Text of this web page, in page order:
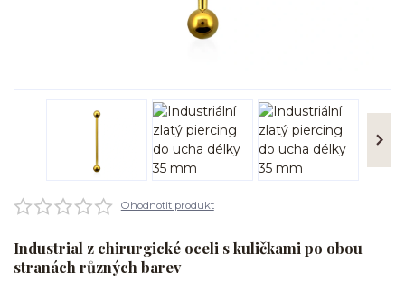
Ohodnotit produkt
Industrial z chirurgické oceli s kuličkami po obou
stranách různých barev